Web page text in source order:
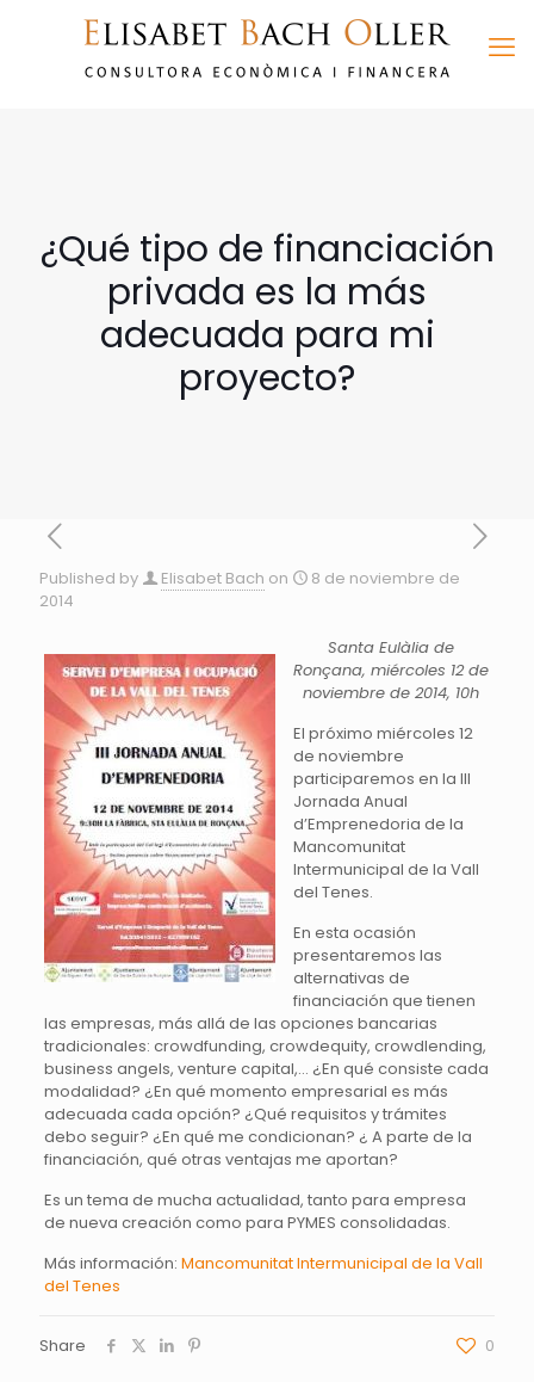
¿Qué tipo de financiación
privada es la más
adecuada para mi
proyecto?
Published by Elisabet Bach on
8 de noviembre de
2014
Santa Eulàlia de
Ronçana, miércoles 12 de
noviembre de 2014, 10h
El próximo miércoles 12
de noviembre
participaremos en la III
Jornada Anual
d’Emprenedoria de la
Mancomunitat
Intermunicipal de la Vall
del Tenes.
En esta ocasión
presentaremos las
alternativas de
financiación que tienen
las empresas, más allá de las opciones bancarias
tradicionales: crowdfunding, crowdequity, crowdlending,
business angels, venture capital,… ¿En qué consiste cada
modalidad? ¿En qué momento empresarial es más
adecuada cada opción? ¿Qué requisitos y trámites
debo seguir? ¿En qué me condicionan? ¿ A parte de la
financiación, qué otras ventajas me aportan?
Es un tema de mucha actualidad, tanto para empresa
de nueva creación como para PYMES consolidadas.
Más información: Mancomunitat Intermunicipal de la Vall
del Tenes
Share 0